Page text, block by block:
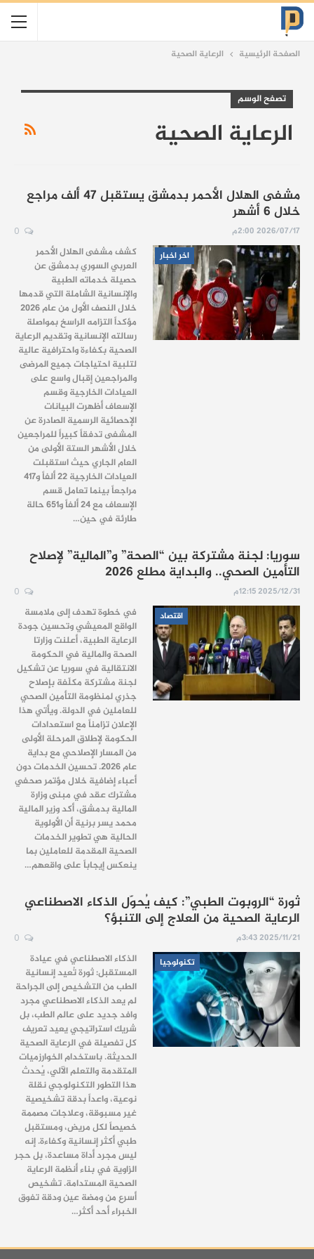
الصفحة الرئيسية الرعاية الصحية
تصفح الوسم
الرعاية الصحية
مشفى الهلال الأحمر بدمشق يستقبل 47 ألف مراجع
خلال 6 أشهر
2026/07/17 2:00م
اخر اخبار
كشف مشفى الهلال الأحمر
العربي السوري بدمشق عن
حصيلة خدماته الطبية
والإنسانية الشاملة التي قدمها
خلال النصف الأول من عام 2026
مؤكداً التزامه الراسخ بمواصلة
رسالته الإنسانية وتقديم الرعاية
الصحية بكفاءة واحترافية عالية
لتلبية احتياجات جميع المرضى
والمراجعين إقبال واسع على
العيادات الخارجية وقسم
الإسعاف أظهرت البيانات
الإحصائية الرسمية الصادرة عن
المشفى تدفقاً كبيراً للمراجعين
خلال الأشهر الستة الأولى من
العام الجاري حيث استقبلت
العيادات الخارجية 22 ألفاً و417
مراجعاً بينما تعامل قسم
الإسعاف مع 24 ألفاً و651 حالة
طارئة في حين…
سوريا: لجنة مشتركة بين “الصحة” و”المالية” لإصلاح
التأمين الصحي.. والبداية مطلع 2026
2025/12/31 12:15م
اقتصاد
في خطوة تهدف إلى ملامسة
الواقع المعيشي وتحسين جودة
الرعاية الطبية، أعلنت وزارتا
الصحة والمالية في الحكومة
الانتقالية في سوريا عن تشكيل
لجنة مشتركة مكلّفة بإصلاح
جذري لمنظومة التأمين الصحي
للعاملين في الدولة. ويأتي هذا
الإعلان تزامناً مع استعدادات
الحكومة لإطلاق المرحلة الأولى
من المسار الإصلاحي مع بداية
عام 2026. تحسين الخدمات دون
أعباء إضافية خلال مؤتمر صحفي
مشترك عقد في مبنى وزارة
المالية بدمشق، أكد وزير المالية
محمد يسر برنية أن الأولوية
الحالية هي تطوير الخدمات
الصحية المقدمة للعاملين بما
ينعكس إيجاباً على واقعهم…
ثورة “الروبوت الطبي”: كيف يُحوّل الذكاء الاصطناعي
الرعاية الصحية من العلاج إلى التنبؤ؟
2025/11/21 3:43م
تكنولوجيا
الذكاء الاصطناعي في عيادة
المستقبل: ثورة تُعيد إنسانية
الطب من التشخيص إلى الجراحة
لم يعد الذكاء الاصطناعي مجرد
وافد جديد على عالم الطب، بل
شريك استراتيجي يعيد تعريف
كل تفصيلة في الرعاية الصحية
الحديثة. باستخدام الخوارزميات
المتقدمة والتعلم الآلي، يُحدث
هذا التطور التكنولوجي نقلة
نوعية، واعداً بدقة تشخيصية
غير مسبوقة، وعلاجات مصممة
خصيصاً لكل مريض، ومستقبل
طبي أكثر إنسانية وكفاءة. إنه
ليس مجرد أداة مساعدة، بل حجر
الزاوية في بناء أنظمة الرعاية
الصحية المستدامة. تشخيص
أسرع من ومضة عين ودقة تفوق
الخبراء أحد أكثر…